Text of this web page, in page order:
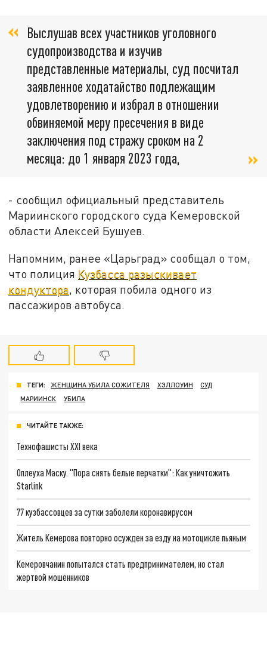
Выслушав всех участников уголовного
судопроизводства и изучив
представленные материалы, суд посчитал
заявленное ходатайство подлежащим
удовлетворению и избрал в отношении
обвиняемой меру пресечения в виде
заключения под стражу сроком на 2
месяца: до 1 января 2023 года,
- сообщил официальный представитель
Мариинского городского суда Кемеровской
области Алексей Бушуев.
Напомним, ранее «Царьград» сообщал о том,
что полиция Кузбасса разыскивает
кондуктора, которая побила одного из
пассажиров автобуса.
ТЕГИ: ЖЕНЩИНА УБИЛА СОЖИТЕЛЯ ХЭЛЛОУИН
СУД
МАРИИНСК
УБИЛА
ЧИТАЙТЕ ТАКЖЕ:
Технофашисты XXI века
Оплеуха Маску. "Пора снять белые перчатки": Как уничтожить
Starlink
77 кузбассовцев за сутки заболели коронавирусом
Житель Кемерова повторно осужден за езду на мотоцикле пьяным
Кемеровчанин попытался стать предпринимателем, но стал
жертвой мошенников